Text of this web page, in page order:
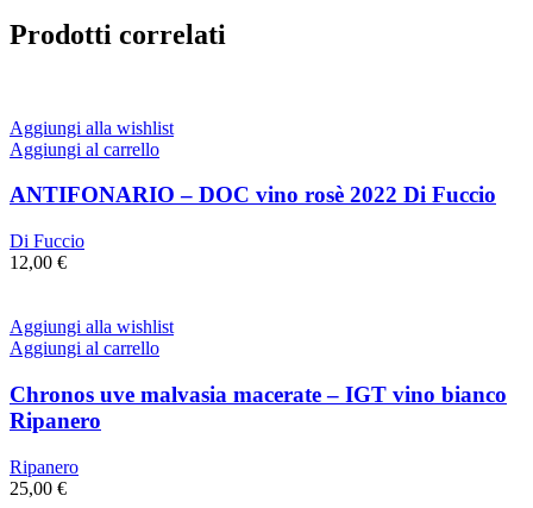
Prodotti correlati
Aggiungi alla wishlist
Aggiungi al carrello
ANTIFONARIO – DOC vino rosè 2022 Di Fuccio
Di Fuccio
12,00 €
Aggiungi alla wishlist
Aggiungi al carrello
Chronos uve malvasia macerate – IGT vino bianco
Ripanero
Ripanero
25,00 €